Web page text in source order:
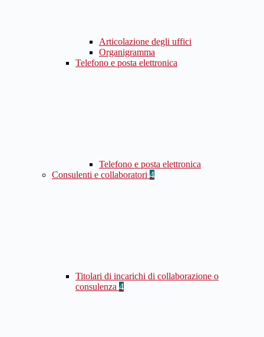
Articolazione degli uffici
Organigramma
Telefono e posta elettronica
Telefono e posta elettronica
Consulenti e collaboratori 4
Titolari di incarichi di collaborazione o
consulenza 4